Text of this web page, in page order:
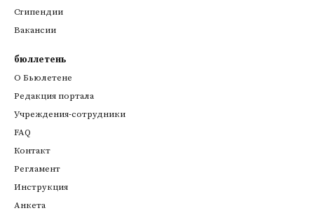
Стипендии
Вакансии
бюллетень
О Бьюлетене
Редакция портала
Учреждения-сотрудники
FAQ
Контакт
Регламент
Инструкция
Анкета